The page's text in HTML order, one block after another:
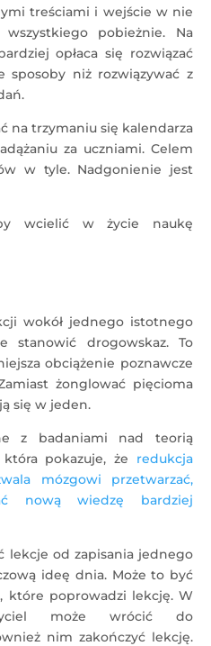
treściami i wejście w nie
pobieżnie. Na
opłaca się rozwiązać
sposoby niż rozwiązywać z
na trzymaniu się kalendarza
za uczniami. Celem
w tyle. Nadgonienie jest
wcielić w życie naukę
wokół jednego istotnego
stanowić drogowskaz. To
obciążenie poznawcze
żonglować pięcioma
się w jeden.
z badaniami nad teorią
pokazuje, że redukcja
mózgowi przetwarzać,
nową wiedzę bardziej
lekcje od zapisania jednego
ideę dnia. Może to być
które poprowadzi lekcję. W
może wrócić do
nim zakończyć lekcję.